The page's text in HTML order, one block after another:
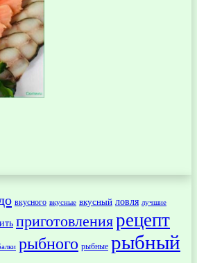
вкусного вкусные вкусный ловля лучшие
приготовлениярецепт
рыбного рыбные рыбный